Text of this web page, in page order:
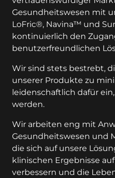
Gesundheitswesen mit
LoFric®, Navina™ und
kontinuierlich den
benutzerfreundlichen
Wir sind stets bestrebt,
unserer Produkte zu
leidenschaftlich dafür
werden.
Wir arbeiten eng mit
Gesundheitswesen und
die sich auf unsere
klinischen Ergebnisse
verbessern und die